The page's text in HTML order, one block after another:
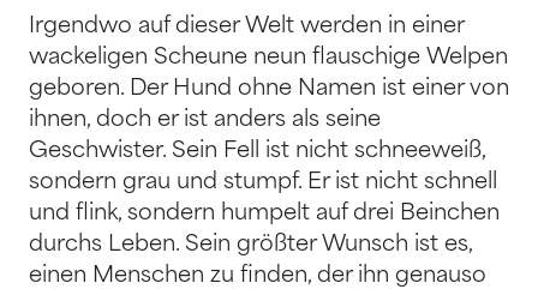
Irgendwo auf dieser Welt werden in einer
wackeligen Scheune neun flauschige Welpen
geboren. Der Hund ohne Namen ist einer von
ihnen, doch er ist anders als seine
Geschwister. Sein Fell ist nicht schneeweiß,
sondern grau und stumpf. Er ist nicht schnell
und flink, sondern humpelt auf drei Beinchen
durchs Leben. Sein größter Wunsch ist es,
einen Menschen zu finden, der ihn genauso